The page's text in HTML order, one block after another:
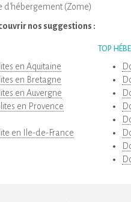
d'hébergement (Zome)
nos suggestions :
en Aquitaine
en Bretagne
en Auvergne
en Provence
en Ile-de-France
TOP